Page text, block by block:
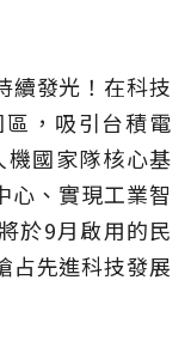
續發光！在科技
，吸引台積電
機國家隊核心基
心、實現工業智
於9月啟用的民
占先進科技發展